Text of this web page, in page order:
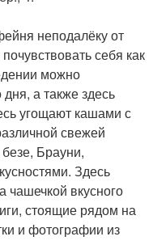
неподалёку от
себя как
можно
а также здесь
угощают кашами с
свежей
Брауни,
Здесь
чашечкой вкусного
стоящие рядом на
и фотографии из